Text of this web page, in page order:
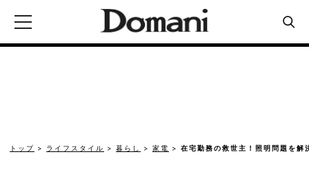
トップ ライフスタイル 暮らし 家電 在宅勤務の救世主！照明問題を